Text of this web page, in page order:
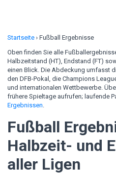
Startseite › Fußball Ergebnisse
Oben finden Sie alle
Halbzeitstand (HT), Endstand (FT)
einen Blick. Die Abdeckung umfasst
den DFB-Pokal, die Champions
und internationalen Wettbewerbe.
frühere Spieltage aufrufen; laufende
Ergebnissen.
Fußball
Halbzeit- und
aller Ligen